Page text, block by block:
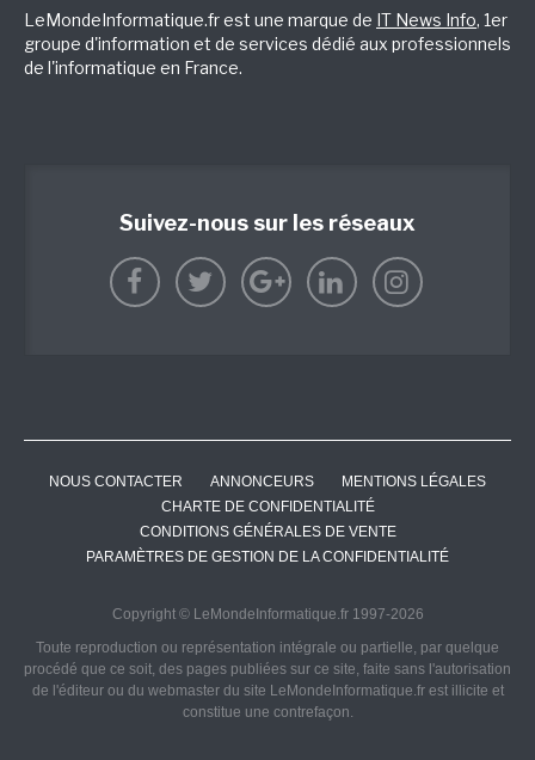
LeMondeInformatique.fr est une marque de IT News Info, 1er
groupe d'information et de services dédié aux professionnels
de l'informatique en France.
Suivez-nous sur les réseaux
NOUS CONTACTER ANNONCEURS
MENTIONS LÉGALES
CHARTE DE CONFIDENTIALITÉ
CONDITIONS GÉNÉRALES DE VENTE
PARAMÈTRES DE GESTION DE LA CONFIDENTIALITÉ
Copyright © LeMondeInformatique.fr 1997-2026
Toute reproduction ou représentation intégrale ou partielle, par quelque
procédé que ce soit, des pages publiées sur ce site, faite sans l'autorisation
de l'éditeur ou du webmaster du site LeMondeInformatique.fr est illicite et
constitue une contrefaçon.